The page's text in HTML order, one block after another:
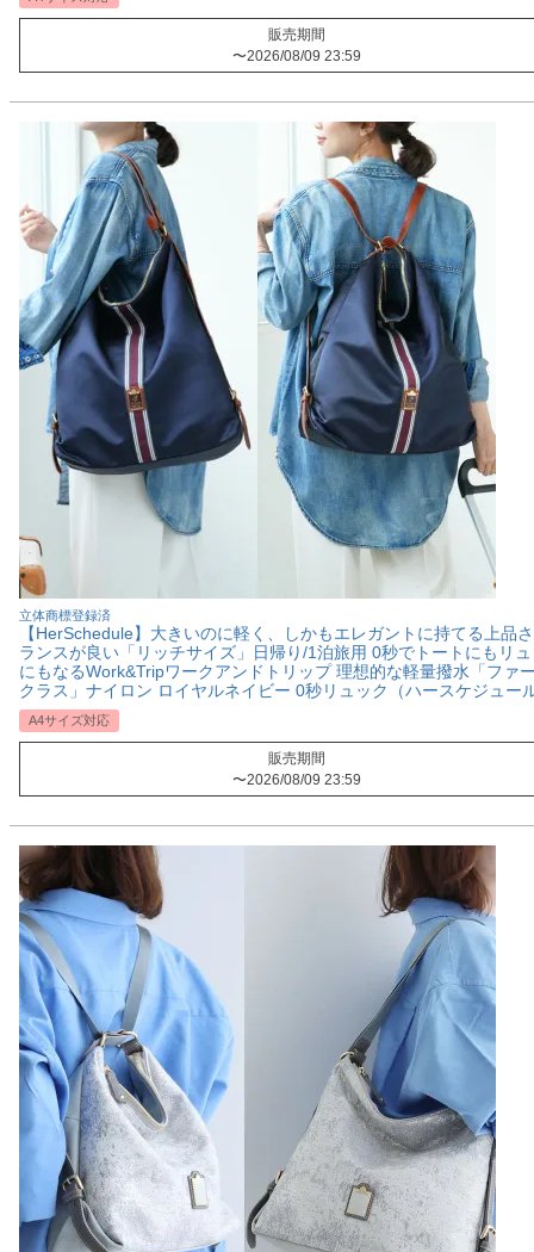
販売期間
〜2026/08/09 23:59
立体商標登録済
【HerSchedule】大きいのに軽く、しかもエレガントに持てる上品
ランスが良い「リッチサイズ」日帰り/1泊旅用 0秒でトートにもリ
にもなるWork&Tripワークアンドトリップ 理想的な軽量撥水「ファ
クラス」ナイロン ロイヤルネイビー 0秒リュック（ハースケジュー
A4サイズ対応
販売期間
〜2026/08/09 23:59